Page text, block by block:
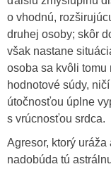
o vhodnú,
druhej osoby; skôr
však nastane
osoba sa kvôli tomu
hodnotové súdy,
útočnosťou úplne
s vrúcnosťou srdca.
Agresor, ktorý
nadobúda tú